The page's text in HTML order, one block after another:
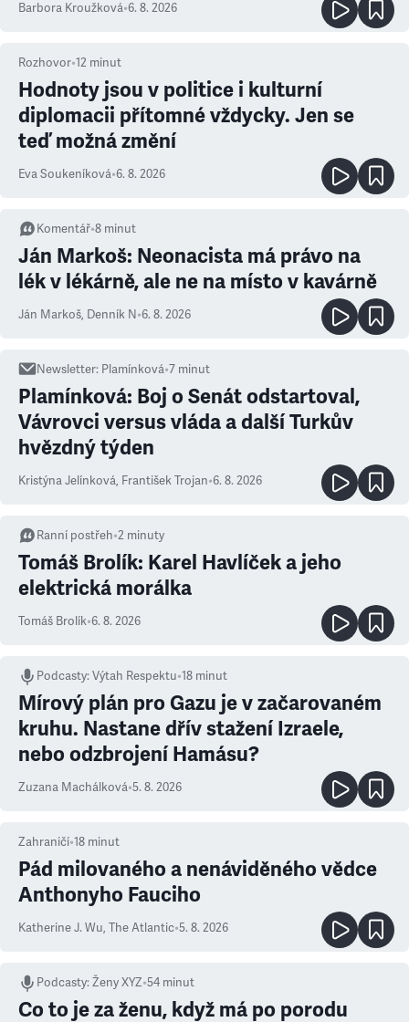
Barbora Kroužková•6. 8. 2026
Rozhovor•12 minut
Hodnoty jsou v politice i kulturní
diplomacii přítomné vždycky. Jen se
teď možná změní
Eva Soukeníková•6. 8. 2026
Komentář•8 minut
Ján Markoš: Neonacista má právo na
lék v lékárně, ale ne na místo v kavárně
Ján Markoš, Denník N•6. 8. 2026
Newsletter: Plamínková•7 minut
Plamínková: Boj o Senát odstartoval,
Vávrovci versus vláda a další Turkův
hvězdný týden
Kristýna Jelínková, František Trojan•6. 8. 2026
Ranní postřeh•2 minuty
Tomáš Brolík: Karel Havlíček a jeho
elektrická morálka
Tomáš Brolík•6. 8. 2026
Podcasty:Výtah Respektu•18 minut
Mírový plán pro Gazu je v začarovaném
kruhu. Nastane dřív stažení Izraele,
nebo odzbrojení Hamásu?
Zuzana Machálková•5. 8. 2026
Zahraničí•18 minut
Pád milovaného a nenáviděného vědce
Anthonyho Fauciho
Katherine J. Wu, The Atlantic•5. 8. 2026
Podcasty:Ženy XYZ•54 minut
Co to je za ženu, když má po porodu